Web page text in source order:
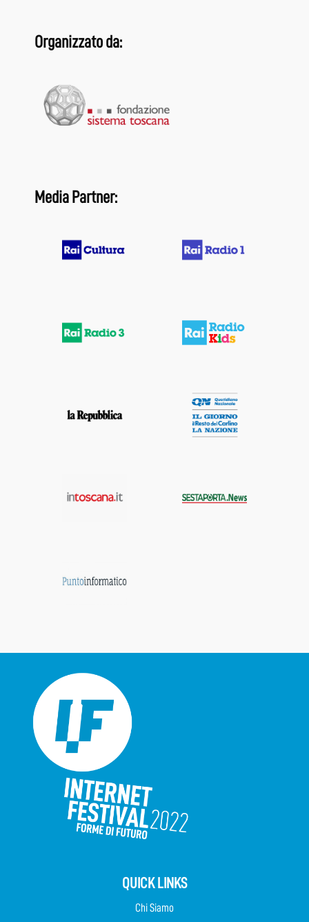
Organizzato da:
Media Partner:
QUICK LINKS
Chi Siamo